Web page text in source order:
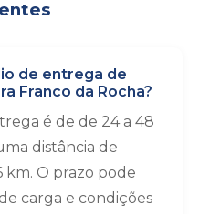
de entrega de
Franco da Rocha?
é de de 24 a 48
distância de
O prazo pode
carga e condições